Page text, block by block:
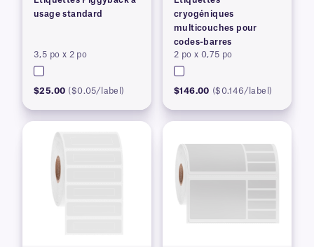
usage standard
3,5 po x 2 po
$25.00 ($0.05/label)
cryogéniques
multicouches pour
codes-barres
2 po x 0,75 po
$146.00 ($0.146/label)